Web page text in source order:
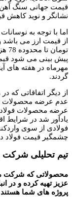
نشانگر و نوید کاهش
اما با توجه به
پیش بینی می شود
گردند.
از دیگر اتفاقاتی که
عدم عرضه محصولات
عرضه محصولات
یادآور شد در شرایط
فولادی از سوی
چشمگیر قیمت فولاد
تیم تحلیلی شرکت
محصولاتی که شرکت
عزیز تهیه کرده و در
پروژه های شما هستند